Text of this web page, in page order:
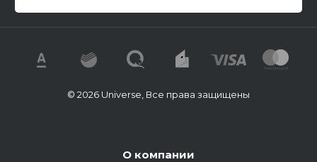
© 2026 Universe, Все права защищены
О компании